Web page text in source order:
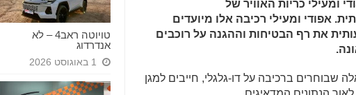
טויוטה ראב4 – לא
אנדרדוג
1 באוגוסט 2026
ומעילי כריות האוויר של
אפודי ומעילי רכיבה אלו מיועדים
את רף הבטיחות וההגנה על רוכבים
שבוחרים ברכיבה על דו-גלגלי, חייבים למגן